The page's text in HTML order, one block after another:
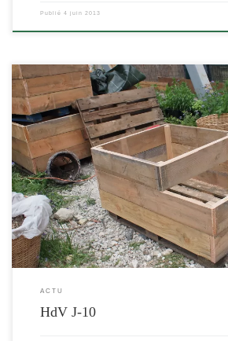
Publié 4 juin 2013
[…]
ACTU
HdV J-10